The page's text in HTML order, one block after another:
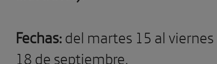
Fechas:del martes 15 al viernes
18 de septiembre.